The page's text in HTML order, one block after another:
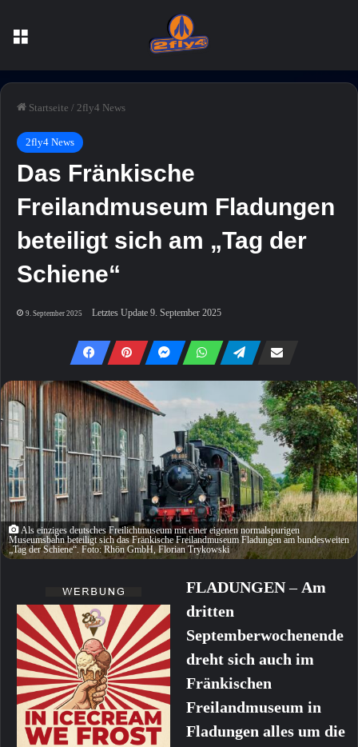
Startseite / 2fly4 News
2fly4 News
Das Fränkische
Freilandmuseum Fladungen
beteiligt sich am „Tag der
Schiene“
9. September 2025 Letztes Update 9. September 2025
Als einziges deutsches Freilichtmuseum mit einer eigenen normalspurigen
Museumsbahn beteiligt sich das Fränkische Freilandmuseum Fladungen am bundesweiten
„Tag der Schiene“. Foto: Rhön GmbH, Florian Trykowski
FLADUNGEN– Am
dritten
Septemberwochenende
dreht sich auch im
Fränkischen
Freilandmuseum in
Fladungen alles um die